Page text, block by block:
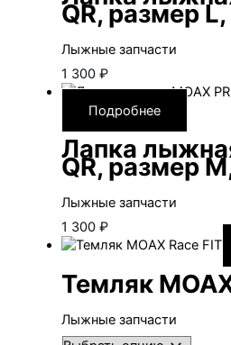
QR, размер
Лыжные запчасти
1 300 ₽
Подробнее
Лапка
QR, размер
Лыжные запчасти
1 300 ₽
Темляк
Лыжные запчасти